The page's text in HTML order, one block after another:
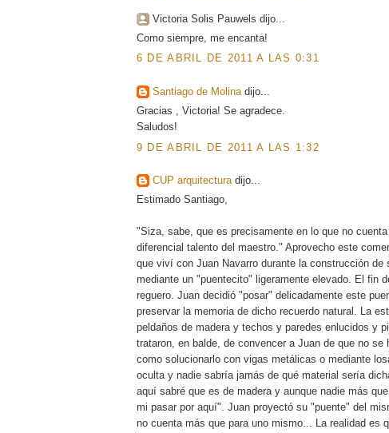
Victoria Solis Pauwels dijo...
Como siempre, me encanta!
6 DE ABRIL DE 2011 A LAS 0:31
Santiago de Molinadijo...
Gracias , Victoria! Se agradece.
Saludos!
9 DE ABRIL DE 2011 A LAS 1:32
CUP arquitecturadijo...
Estimado Santiago,
"Siza, sabe, que es precisamente en lo que no
diferencial talento del maestro." Aprovecho este
que viví con Juan Navarro durante la construcción
mediante un "puentecito" ligeramente elevado. El fin
reguero. Juan decidió "posar" delicadamente este
preservar la memoria de dicho recuerdo natural. La
peldaños de madera y techos y paredes enlucidos y
trataron, en balde, de convencer a Juan de que no
como solucionarlo con vigas metálicas o mediante
oculta y nadie sabría jamás de qué material sería
aquí sabré que es de madera y aunque nadie más
mi pasar por aquí". Juan proyectó su "puente" del
no cuenta más que para uno mismo... La realidad es